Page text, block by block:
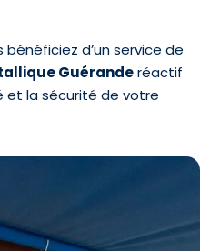
d’un service de
Guéranderéactif
et la sécurité de votre